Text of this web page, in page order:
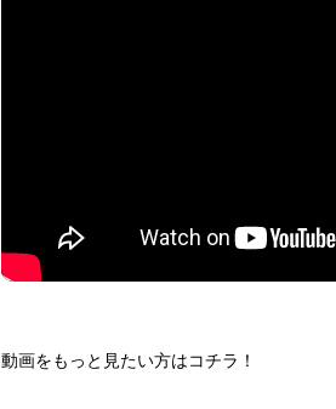
動画をもっと見たい方はコチラ！